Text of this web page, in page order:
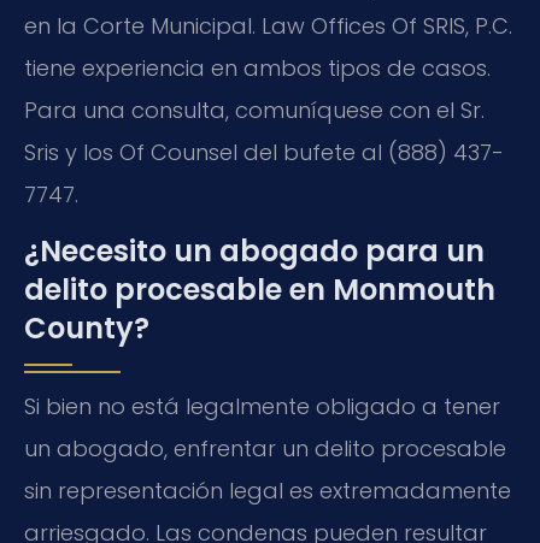
en la Corte Municipal. Law Offices Of SRIS, P.C.
tiene experiencia en ambos tipos de casos.
Para una consulta, comuníquese con el Sr.
Sris y los Of Counsel del bufete al (888) 437-
7747.
¿Necesito un abogado para un
delito procesable en Monmouth
County?
Si bien no está legalmente obligado a tener
un abogado, enfrentar un delito procesable
sin representación legal es extremadamente
arriesgado. Las condenas pueden resultar